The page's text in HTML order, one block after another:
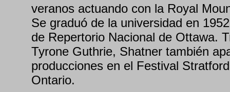
veranos actuando con la Royal
Se graduó de la universidad en
de Repertorio Nacional de Ottawa.
Tyrone Guthrie, Shatner también
producciones en el Festival
Ontario.